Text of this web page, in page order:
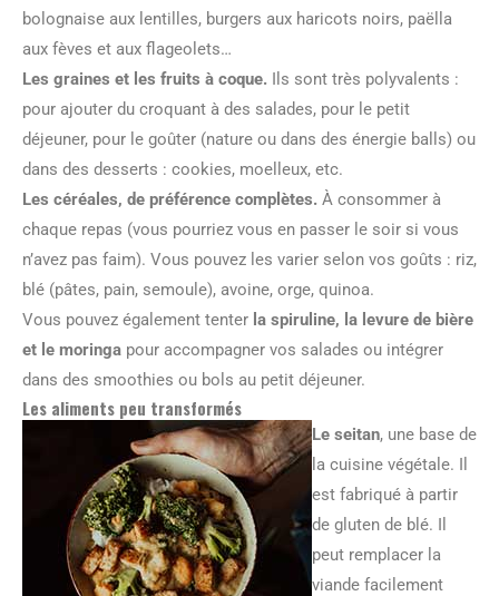
bolognaise aux lentilles, burgers aux haricots noirs, paëlla
aux fèves et aux flageolets…
Les graines et les fruits à coque. Ils sont très polyvalents :
pour ajouter du croquant à des salades, pour le petit
déjeuner, pour le goûter (nature ou dans des énergie balls) ou
dans des desserts : cookies, moelleux, etc.
Les céréales, de préférence complètes. À consommer à
chaque repas (vous pourriez vous en passer le soir si vous
n’avez pas faim). Vous pouvez les varier selon vos goûts : riz,
blé (pâtes, pain, semoule), avoine, orge, quinoa.
Vous pouvez également tenter la spiruline, la levure de bière
et le moringa pour accompagner vos salades ou intégrer
dans des smoothies ou bols au petit déjeuner.
Les aliments peu transformés
Le seitan, une base de
la cuisine végétale. Il
est fabriqué à partir
de gluten de blé. Il
peut remplacer la
viande facilement